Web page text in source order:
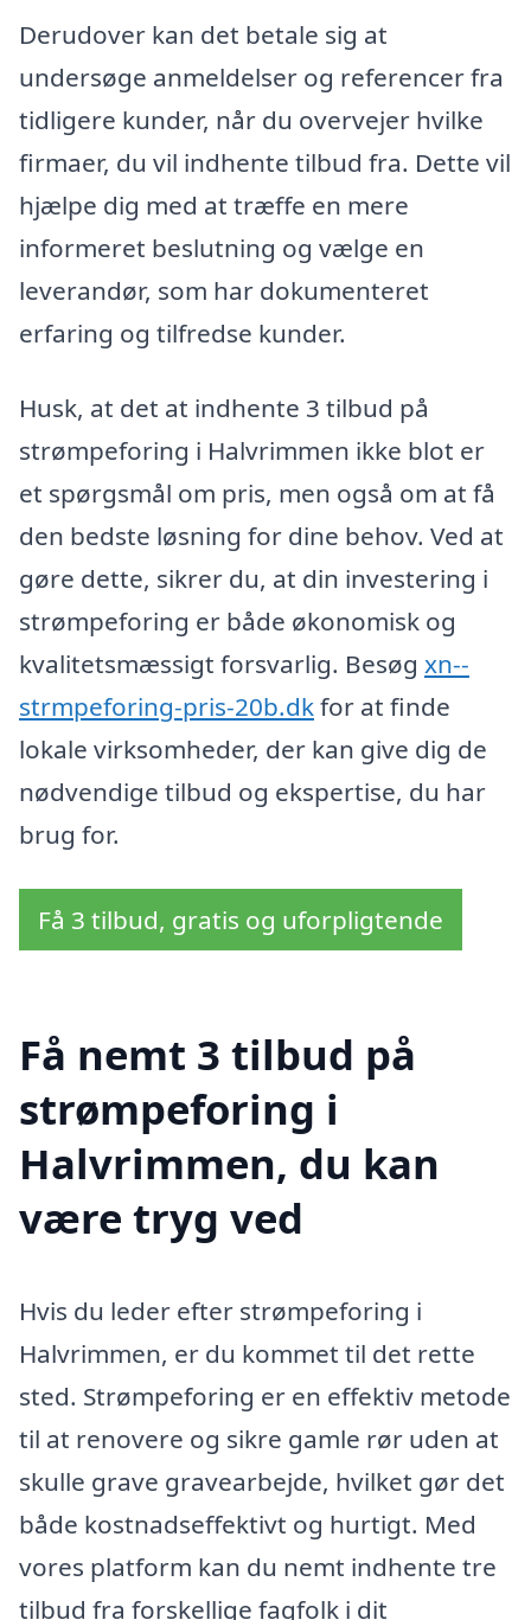
Derudover kan det betale sig at
undersøge anmeldelser og referencer fra
tidligere kunder, når du overvejer hvilke
firmaer, du vil indhente tilbud fra. Dette vil
hjælpe dig med at træffe en mere
informeret beslutning og vælge en
leverandør, som har dokumenteret
erfaring og tilfredse kunder.
Husk, at det at indhente 3 tilbud på
strømpeforing i Halvrimmen ikke blot er
et spørgsmål om pris, men også om at få
den bedste løsning for dine behov. Ved at
gøre dette, sikrer du, at din investering i
strømpeforing er både økonomisk og
kvalitetsmæssigt forsvarlig. Besøg xn--
strmpeforing-pris-20b.dkfor at finde
lokale virksomheder, der kan give dig de
nødvendige tilbud og ekspertise, du har
brug for.
Få 3 tilbud, gratis og uforpligtende
Få nemt 3 tilbud på
strømpeforing i
Halvrimmen, du kan
være tryg ved
Hvis du leder efter strømpeforing i
Halvrimmen, er du kommet til det rette
sted. Strømpeforing er en effektiv metode
til at renovere og sikre gamle rør uden at
skulle grave gravearbejde, hvilket gør det
både kostnadseffektivt og hurtigt. Med
vores platform kan du nemt indhente tre
tilbud fra forskellige fagfolk i dit